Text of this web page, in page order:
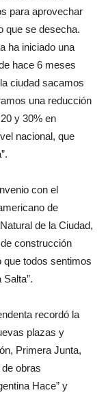
para aprovechar
que se desecha.
ha iniciado una
hace 6 meses
ciudad sacamos
una reducción
y 30% en
nacional, que
con el
de
de la Ciudad,
construcción
que todos sentimos
recordó la
plazas y
Primera Junta,
obras
Hace” y